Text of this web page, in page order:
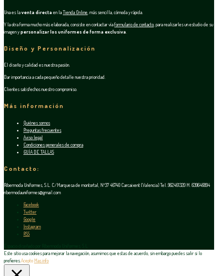
Una es laventa directa en laTienda Online , más sencilla, cómoda y rápida.
Y la otra forma mucho más elaborada, consiste en contactar víaformulario de contacto , para realizarles un estudio de su
imagen ypersonalizar los uniformes de forma exclusiva
Diseño y Personalización
El diseño y calidad es nuestra pasión.
Dar importancia a cada pequeño detalle nuestra prioridad.
Clientes satisfechos nuestro compromiso.
Más información
Quiénes somos
Preguntas frecuentes
Aviso legal
Condiciones generales de compra
GUÍA DE TALLAS
Contacto:
Ribermoda Uniformes, S.L. C/Marquesa de montortal, Nº37 46740 Carcaixent (Valencia) Tel. 962461320 M. 639646894
ribermodauniformes@gmail.com
Facebook
Twitter
Google
Instagram
RSS
Este sitio usa cookies para mejorar la navegación, asumimos que estas de acuerdo, sin embargo puedes salir si lo
prefieres.Acepto Mas info